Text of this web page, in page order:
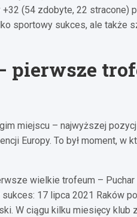
(54 zdobyte, 22 stracone)
sportowy sukces, ale także
pierwsze
miejscu – najwyższej
Europy. To był moment, w
wielkie trofeum –
17 lipca 2021 Raków
W ciągu kilku miesięcy klub